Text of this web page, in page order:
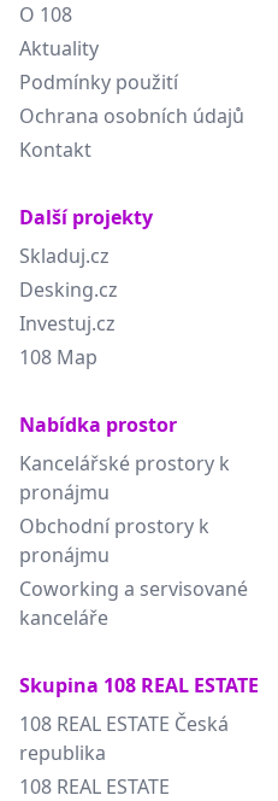
O 108
Aktuality
Podmínky použití
Ochrana osobních údajů
Kontakt
Další projekty
Skladuj.cz
Desking.cz
Investuj.cz
108 Map
Nabídka prostor
Kancelářské prostory k
pronájmu
Obchodní prostory k
pronájmu
Coworking a servisované
kanceláře
Skupina 108 REAL ESTATE
108 REAL ESTATE Česká
republika
108 REAL ESTATE